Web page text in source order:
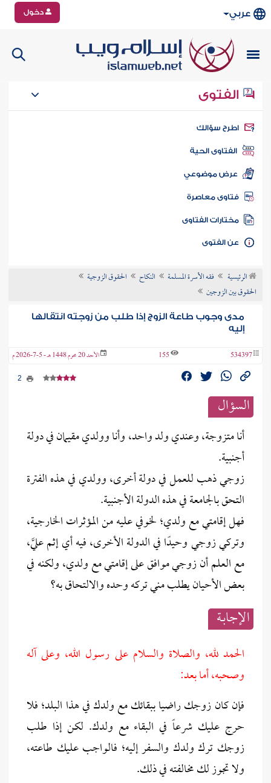
عربي دخول
الفتوى
سؤالك
الفتاوى الحية
عرض موضوعي
فتاوى معاصرة
مختارات الفتاوى
الفتوى
الرئيسية فقه الأسرة المسلمة النكاح
الحقوق الزوجية
الحقوق بين الزوجين
مدى وجوب طاعة الزوج إذا طلب من زوجته انتقالها
إليه
534397
155 الأحد 20 محرم 1448 هـ - 5-7-2026 م
السؤال
أنا متزوجة، وعندي ولد واحد، وأنا وولدي مقيمان في دولة
أجنبية.
زوجي ذهب للعمل في دولة أخرى، وولدي في هذه الفترة
التحق بالجامعة في هذه الدولة الأجنبية.
فهل إقامتي مع ولدي؛ لخوفي عليه من المؤثرات الخارجية،
وتركي زوجي وحيدًا في الدولة الأخرى، فيه أي إثم عليَّ،
مع العلم أن زوجي موافق على إقامتي مع ولدي، ولكنه في
بعض الأحيان يطلب مني تركه وحده والالتحاق به؟
الإجابــة
الحمد لله، والصلاة والسلام على رسول الله، وعلى آله
وصحبه، أما بعد:
فإن كان زوجك راضيا ببقائك مع ولدك في هذا البلد؛ فلا
حرج عليك شرعاً في البقاء مع ولدك. لكن إذا طلب
زوجك ترك ولدك والسفر إليه؛ فالواجب عليك طاعته،
ولا تجوز لك مخالفته في ذلك.